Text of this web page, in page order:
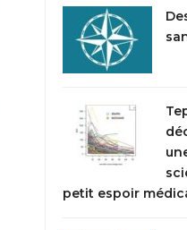
petit espoir